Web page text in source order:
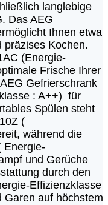
langlebige
Das AEG
Ihnen etwa
präzises Kochen.
(Energie-
Frische Ihrer
Gefrierschrank
: A++) für
Spülen steht
(
während die
Energie-
und Gerüche
durch den
Effizienzklasse
auf höchstem